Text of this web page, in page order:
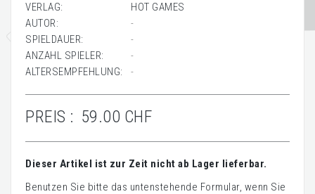
VERLAG:
HOT GAMES
AUTOR:
-
SPIELDAUER:
-
ANZAHL SPIELER:
-
ALTERSEMPFEHLUNG:
-
PREIS : 59.00 CHF
Dieser Artikel ist zur Zeit nicht ab Lager lieferbar.
Benutzen Sie bitte das untenstehende Formular, wenn Sie